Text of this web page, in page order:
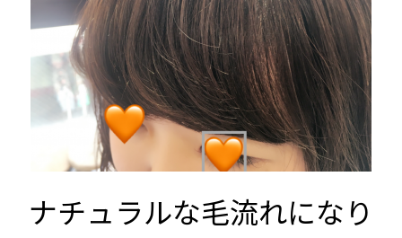
ナチュラルな毛流れになり